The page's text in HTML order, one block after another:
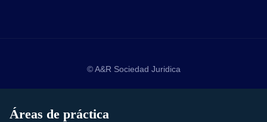
© A&R Sociedad Juridica
Áreas de práctica